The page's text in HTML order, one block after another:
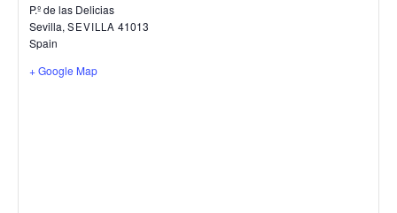
P.º de las Delicias
Sevilla, SEVILLA 41013
Spain
+ Google Map